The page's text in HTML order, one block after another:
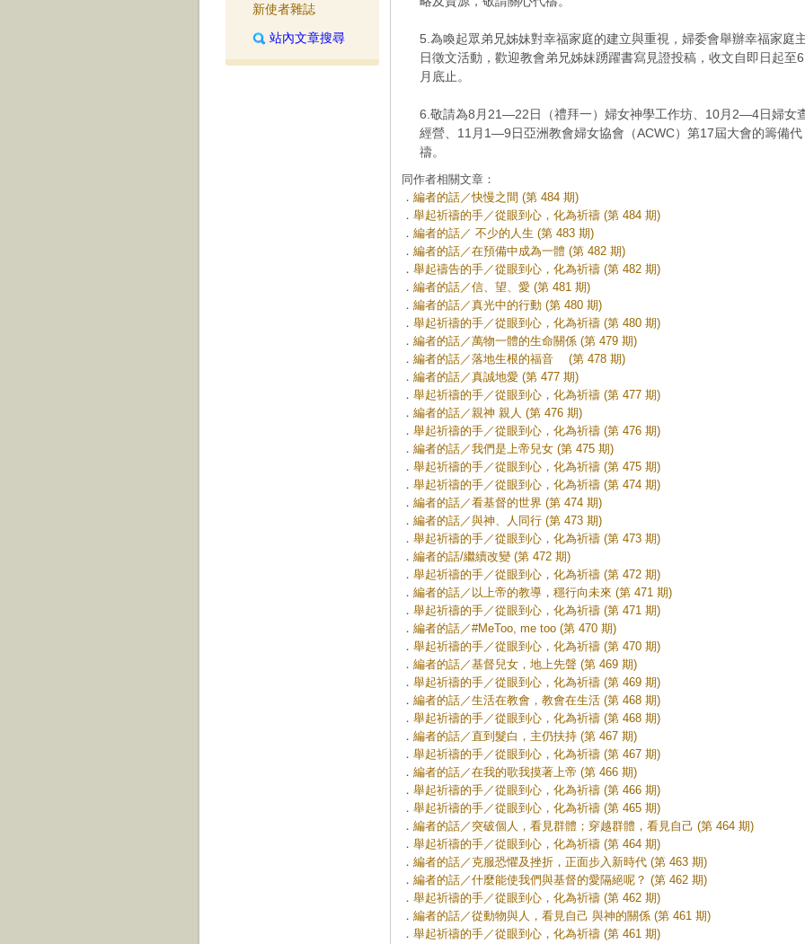
新使者雜誌
站內文章搜尋
5.為喚起眾弟兄姊妹對幸福家庭的建立與重視，婦委會舉辦幸福家庭
日徵文活動，歡迎教會弟兄姊妹踴躍書寫見證投稿，收文自即日起至6
月底止。
6.敬請為8月21—22日（禮拜一）婦女神學工作坊、10月2—4日婦女
經營、11月1—9日亞洲教會婦女協會（ACWC）第17屆大會的籌備代
禱。
同作者相關文章：
． 編者的話／快慢之間 (第 484 期)
． 舉起祈禱的手／從眼到心，化為祈禱 (第 484 期)
． 編者的話／ 不少的人生 (第 483 期)
． 編者的話／在預備中成為一體 (第 482 期)
． 舉起禱告的手／從眼到心，化為祈禱 (第 482 期)
． 編者的話／信、望、愛 (第 481 期)
． 編者的話／真光中的行動 (第 480 期)
． 舉起祈禱的手／從眼到心，化為祈禱 (第 480 期)
． 編者的話／萬物一體的生命關係 (第 479 期)
． 編者的話／落地生根的福音 (第 478 期)
． 編者的話／真誠地愛 (第 477 期)
． 舉起祈禱的手／從眼到心，化為祈禱 (第 477 期)
． 編者的話／親神 親人 (第 476 期)
． 舉起祈禱的手／從眼到心，化為祈禱 (第 476 期)
． 編者的話／我們是上帝兒女 (第 475 期)
． 舉起祈禱的手／從眼到心，化為祈禱 (第 475 期)
． 舉起祈禱的手／從眼到心，化為祈禱 (第 474 期)
． 編者的話／看基督的世界 (第 474 期)
． 編者的話／與神、人同行 (第 473 期)
． 舉起祈禱的手／從眼到心，化為祈禱 (第 473 期)
． 編者的話/繼續改變 (第 472 期)
． 舉起祈禱的手／從眼到心，化為祈禱 (第 472 期)
． 編者的話／以上帝的教導，穩行向未來 (第 471 期)
． 舉起祈禱的手／從眼到心，化為祈禱 (第 471 期)
． 編者的話／#MeToo, me too (第 470 期)
． 舉起祈禱的手／從眼到心，化為祈禱 (第 470 期)
． 編者的話／基督兒女，地上先聲 (第 469 期)
． 舉起祈禱的手／從眼到心，化為祈禱 (第 469 期)
． 編者的話／生活在教會，教會在生活 (第 468 期)
． 舉起祈禱的手／從眼到心，化為祈禱 (第 468 期)
． 編者的話／直到髮白，主仍扶持 (第 467 期)
． 舉起祈禱的手／從眼到心，化為祈禱 (第 467 期)
． 編者的話／在我的歌我摸著上帝 (第 466 期)
． 舉起祈禱的手／從眼到心，化為祈禱 (第 466 期)
． 舉起祈禱的手／從眼到心，化為祈禱 (第 465 期)
． 編者的話／突破個人，看見群體；穿越群體，看見自己 (第 464 期)
． 舉起祈禱的手／從眼到心，化為祈禱 (第 464 期)
． 編者的話／克服恐懼及挫折，正面步入新時代 (第 463 期)
． 編者的話／什麼能使我們與基督的愛隔絕呢？ (第 462 期)
． 舉起祈禱的手／從眼到心，化為祈禱 (第 462 期)
． 編者的話／從動物與人，看見自己 與神的關係 (第 461 期)
． 舉起祈禱的手／從眼到心，化為祈禱 (第 461 期)